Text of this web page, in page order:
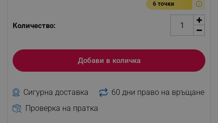
6 точки
Количество:
Добави в количка
Сигурна доставка
60 дни право на връщане
Проверка на пратка